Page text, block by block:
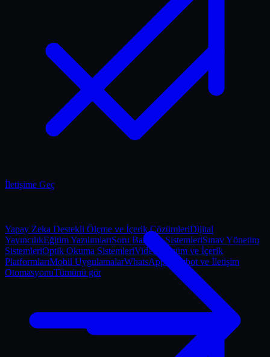
Yapay Zeka Destekli Ölçme ve İçerik ÇözümleriDijital
YayıncılıkEğitim YazılımlarıSoru Bankası SistemleriSınav Yönetim
SistemleriOptik Okuma SistemleriVideo Çözüm ve İçerik
PlatformlarıMobil UygulamalarWhatsApp Chatbot ve İletişim
OtomasyonuTümünü gör
İletişime Geç